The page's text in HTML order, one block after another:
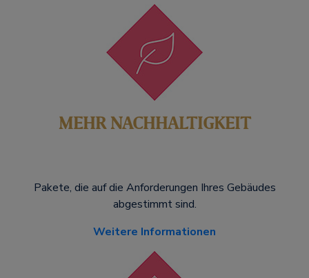
MEHR NACHHALTIGKEIT
Pakete, die auf die Anforderungen Ihres Gebäudes
abgestimmt sind.
Weitere Informationen